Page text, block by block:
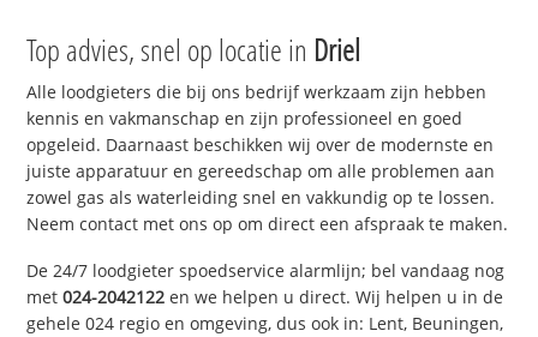
Top advies, snel op locatie in Driel
Alle loodgieters die bij ons bedrijf werkzaam zijn hebben
kennis en vakmanschap en zijn professioneel en goed
opgeleid. Daarnaast beschikken wij over de modernste en
juiste apparatuur en gereedschap om alle problemen aan
zowel gas als waterleiding snel en vakkundig op te lossen.
Neem contact met ons op om direct een afspraak te maken.
De 24/7 loodgieter spoedservice alarmlijn; bel vandaag nog
met024-2042122 en we helpen u direct. Wij helpen u in de
gehele 024 regio en omgeving, dus ook in: Lent, Beuningen,